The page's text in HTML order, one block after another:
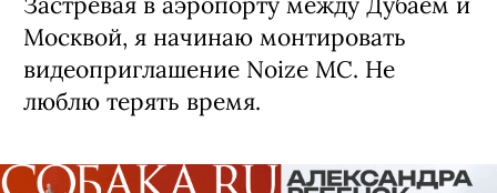
Москвой, я начинаю монтировать
видеоприглашение Noize MC. Не
люблю терять время.